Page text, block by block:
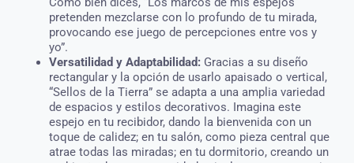
pretenden mezclarse con lo profundo de tu mirada,
provocando ese juego de percepciones entre vos y
yo”.
Versatilidad y Adaptabilidad: Gracias a su diseño
rectangular y la opción de usarlo apaisado o vertical,
“Sellos de la Tierra” se adapta a una amplia variedad
de espacios y estilos decorativos. Imagina este
espejo en tu recibidor, dando la bienvenida con un
toque de calidez; en tu salón, como pieza central que
atrae todas las miradas; en tu dormitorio, creando un